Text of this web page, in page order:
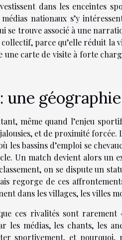
dans les enceintes
nationaux s’y
se trouve associé à une
parce qu’elle réduit la
carte de visite à forte
une
même quand l’enjeu
et de proximité
les bassins d’emploi se
Un match devient alors un
on se dispute un
regorge de ces
dans les villages, les villes
ces rivalités sont
les médias, les chants, les
sportivement, et pourquoi,